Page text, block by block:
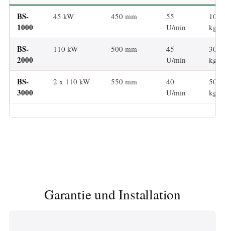
BS-
1000
45 kW 450 mm
55
U/min
1000
kg/h
BS-
2000
110 kW 500 mm
45
U/min
3000
kg/h
BS-
3000
2 x 110 kW 550 mm
40
U/min
5000
kg/h
Garantie und Installation